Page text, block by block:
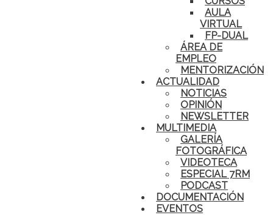
AULA
VIRTUAL
FP-DUAL
ÁREA DE
EMPLEO
MENTORIZACIÓN
ACTUALIDAD
NOTICIAS
OPINIÓN
NEWSLETTER
MULTIMEDIA
GALERÍA
FOTOGRÁFICA
VIDEOTECA
ESPECIAL 7RM
PODCAST
DOCUMENTACIÓN
EVENTOS